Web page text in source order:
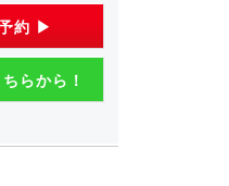
約 ▶
らから！